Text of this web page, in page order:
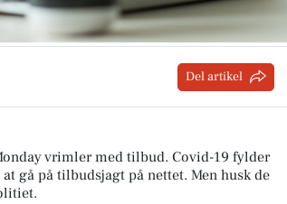
Del artikel
vrimler med tilbud. Covid-19 fylder
gå på tilbudsjagt på nettet. Men husk de